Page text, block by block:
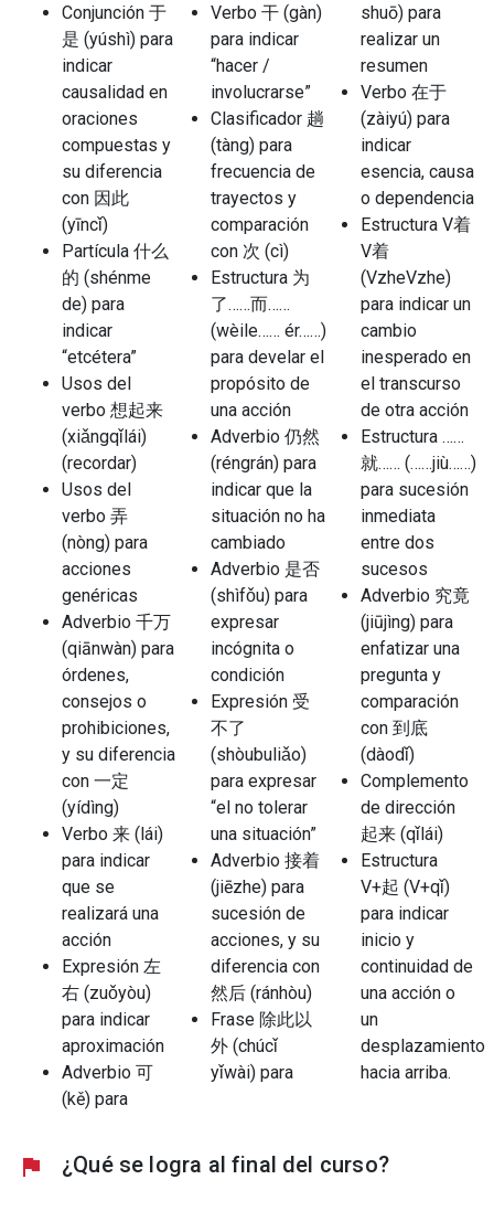
Conjunción 于
是 (yúshì) para
indicar
causalidad en
oraciones
compuestas y
su diferencia
con 因此
(yīncǐ)
Partícula 什么
的 (shénme
de) para
indicar
“etcétera”
Usos del
verbo 想起来
(xiǎngqǐlái)
(recordar)
Usos del
verbo 弄
(nòng) para
acciones
genéricas
Adverbio 千万
(qiānwàn) para
órdenes,
consejos o
prohibiciones,
y su diferencia
con 一定
(yídìng)
Verbo 来 (lái)
para indicar
que se
realizará una
acción
Expresión 左
右 (zuǒyòu)
para indicar
aproximación
Adverbio 可
(kě) para
Verbo 干 (gàn)
para indicar
“hacer /
involucrarse”
Clasificador 趟
(tàng) para
frecuencia de
trayectos y
comparación
con 次 (cì)
Estructura 为
了……而……
(wèile…… ér……)
para develar el
propósito de
una acción
Adverbio 仍然
(réngrán) para
indicar que la
situación no ha
cambiado
Adverbio 是否
(shìfǒu) para
expresar
incógnita o
condición
Expresión 受
不了
(shòubuliǎo)
para expresar
“el no tolerar
una situación”
Adverbio 接着
(jiēzhe) para
sucesión de
acciones, y su
diferencia con
然后 (ránhòu)
Frase 除此以
外 (chúcǐ
yǐwài) para
shuō) para
realizar un
resumen
Verbo 在于
(zàiyú) para
indicar
esencia, causa
o dependencia
Estructura V着
V着
(VzheVzhe)
para indicar un
cambio
inesperado en
el transcurso
de otra acción
Estructura ……
就…… (……jiù……)
para sucesión
inmediata
entre dos
sucesos
Adverbio 究竟
(jiūjìng) para
enfatizar una
pregunta y
comparación
con 到底
(dàodǐ)
Complemento
de dirección
起来 (qǐlái)
Estructura
V+起 (V+qǐ)
para indicar
inicio y
continuidad de
una acción o
un
desplazamiento
hacia arriba.
flag ¿Qué se logra al final del curso?